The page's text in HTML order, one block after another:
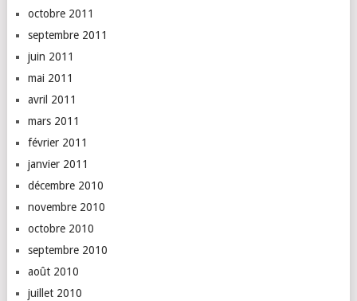
octobre 2011
septembre 2011
juin 2011
mai 2011
avril 2011
mars 2011
février 2011
janvier 2011
décembre 2010
novembre 2010
octobre 2010
septembre 2010
août 2010
juillet 2010